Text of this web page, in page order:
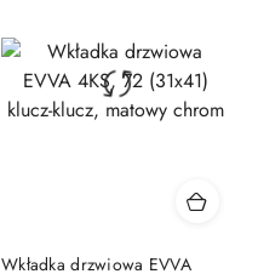
Wkładka drzwiowa EVVA